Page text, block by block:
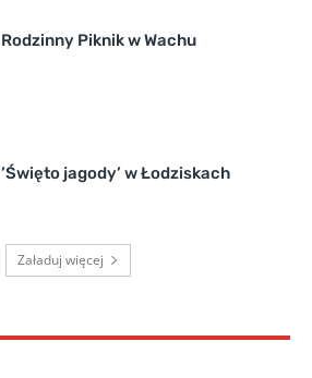
Rodzinny Piknik w Wachu
’Święto jagody’ w Łodziskach
Załaduj więcej